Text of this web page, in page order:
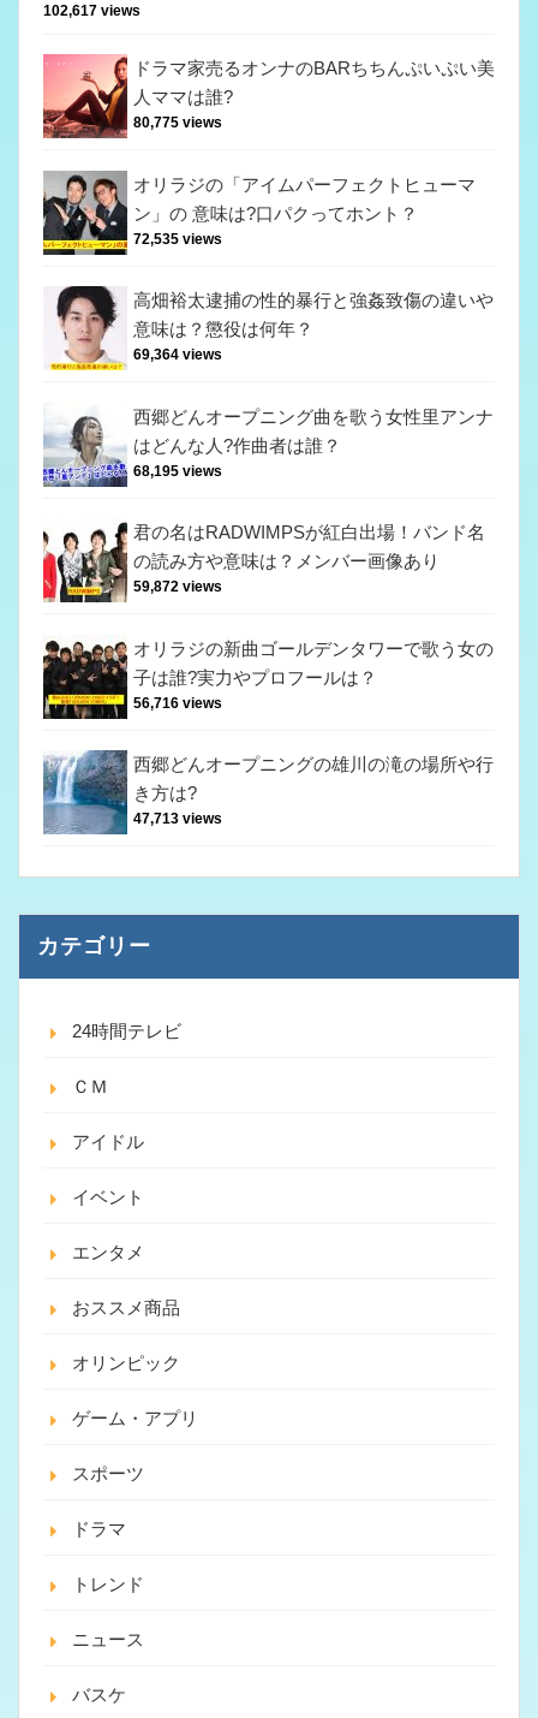
102,617 views
ドラマ家売るオンナのBARちちんぷいぷい美
人ママは誰?
80,775 views
オリラジの「アイムパーフェクトヒューマ
ン」の 意味は?口パクってホント？
72,535 views
高畑裕太逮捕の性的暴行と強姦致傷の違いや
意味は？懲役は何年？
69,364 views
西郷どんオープニング曲を歌う女性里アンナ
はどんな人?作曲者は誰？
68,195 views
君の名はRADWIMPSが紅白出場！バンド名
の読み方や意味は？メンバー画像あり
59,872 views
オリラジの新曲ゴールデンタワーで歌う女の
子は誰?実力やプロフールは？
56,716 views
西郷どんオープニングの雄川の滝の場所や行
き方は?
47,713 views
カテゴリー
24時間テレビ
ＣＭ
アイドル
イベント
エンタメ
おススメ商品
オリンピック
ゲーム・アプリ
スポーツ
ドラマ
トレンド
ニュース
バスケ